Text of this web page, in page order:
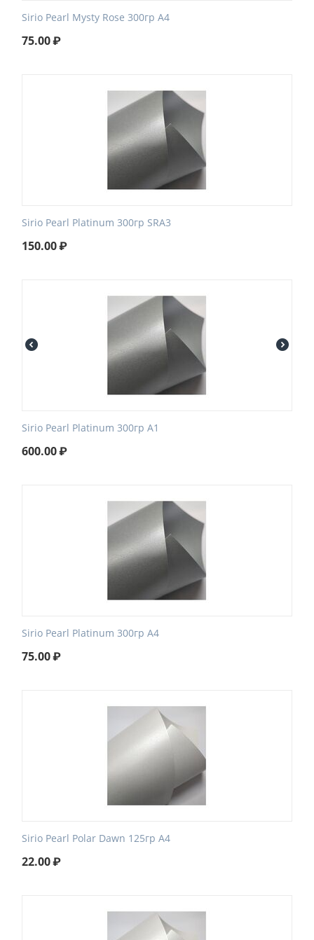
Sirio Pearl Mysty Rose 300гр А4
75.00₽
Sirio Pearl Platinum 300гр SRA3
150.00₽
Sirio Pearl Platinum 300гр А1
600.00₽
Sirio Pearl Platinum 300гр А4
75.00₽
Sirio Pearl Polar Dawn 125гр А4
22.00₽